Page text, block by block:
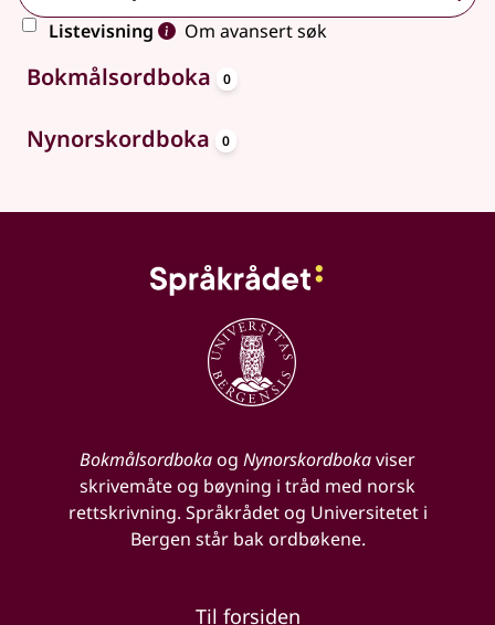
Listevisning
Om avansert søk
Ingen treff
Bokmålsordboka 0
Nynorskordboka 0
Bokmålsordbokaog Nynorskordbokaviser
skrivemåte og bøyning i tråd med norsk
rettskrivning. Språkrådet og Universitetet i
Bergen står bak ordbøkene.
Til forsiden